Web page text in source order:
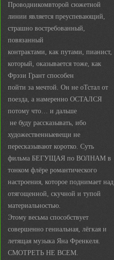
Проводникомвторой сюжетной
линии является преуспевающий,
страшно востребованный,
повязанный
контрактами, как путами, пианист,
который, оказывается тоже, как
Фрэзи Грант способен
пойти за мечтой. Он не оТстал от
поезда, а намеренно ОСТАЛСЯ
потому что… и дальше
не буду рассказывать, ибо
художественныевещи не
пересказывают коротко. Суть
фильма БЕГУЩАЯ по ВОЛНАМ в
тонком флёре романтического
настроения, которое поднимает над
отягощенной, скучной и тупой
материальностью.
Этому весьма способствует
совершенно гениальная, лёгкая и
летящая музыка Яна Френкеля.
СМОТРЕТЬ НЕ ВСЕМ.